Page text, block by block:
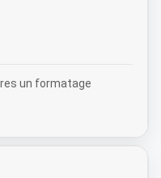
un formatage